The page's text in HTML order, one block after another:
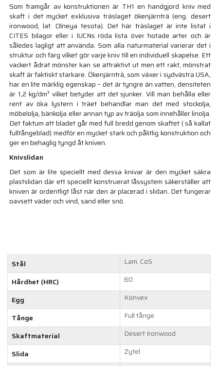
Som framgår av konstruktionen är TH1 en handgjord kniv med
skaft i det mycket exklusiva träslaget ökenjärnträ (eng. desert
ironwood, lat. Olneya tesota). Det här träslaget är inte listat i
CITES bilagor eller i IUCNs röda lista över hotade arter och är
således lagligt att använda. Som alla naturmaterial varierar det i
struktur och färg vilket gör varje kniv till en individuell skapelse. Ett
vackert ådrat mönster kan se attraktivt ut men ett rakt, mönstrat
skaft är faktiskt starkare. Ökenjärnträ, som växer i sydvästra USA,
har en lite märklig egenskap – det är tyngre än vatten, densiteten
är 1,2 kg/dm³ vilket betyder att det sjunker. Vill man behålla eller
rent av öka lystern i träet behandlar man det med stockolja,
möbelolja, bänkolja eller annan typ av träolja som innehåller linolja.
Det faktum att bladet går med full bredd genom skaftet ( så kallat
fulltångeblad) medför en mycket stark och pålitlig konstruktion och
ger en behaglig tyngd åt kniven.
Knivslidan
Det som är lite speciellt med dessa knivar är den mycket säkra
plastslidan där ett speciellt konstruerat låssystem säkerställer att
kniven är ordentligt låst när den är placerad i slidan. Det fungerar
oavsett väder och vind, sand eller snö.
Stål
Lam. CoS
Hårdhet (HRC)
60
Egg
Konvex
Tånge
Full tånge
Skaftmaterial
Desert Ironwood
Slida
Zytel